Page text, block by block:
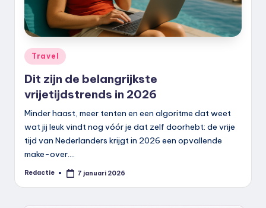
Geplaatst
in
Travel
Dit zijn de belangrijkste
vrijetijdstrends in 2026
Minder haast, meer tenten en een algoritme dat weet
wat jij leuk vindt nog vóór je dat zelf doorhebt: de vrije
tijd van Nederlanders krijgt in 2026 een opvallende
make-over.…
Geplaatst
Redactie 7 januari 2026